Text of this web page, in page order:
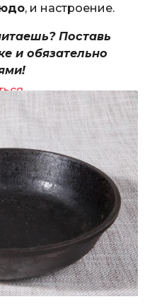
, и настроение.
Поставь
и обязательно